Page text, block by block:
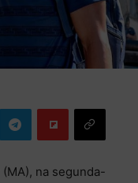
na segunda-